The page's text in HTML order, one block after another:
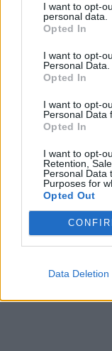
I want to opt-
personal data.
Opted In
I want to opt-
Personal Data.
Opted In
I want to opt-
Personal Data
Opted In
I want to opt-
Retention,
Personal Data
Purposes for
Opted Out
Data Deletion